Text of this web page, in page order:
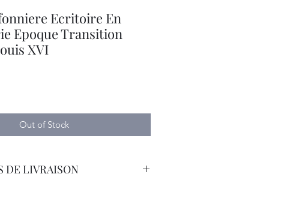
Ecritoire En
Epoque Transition
XVI
Out of Stock
DE LIVRAISON